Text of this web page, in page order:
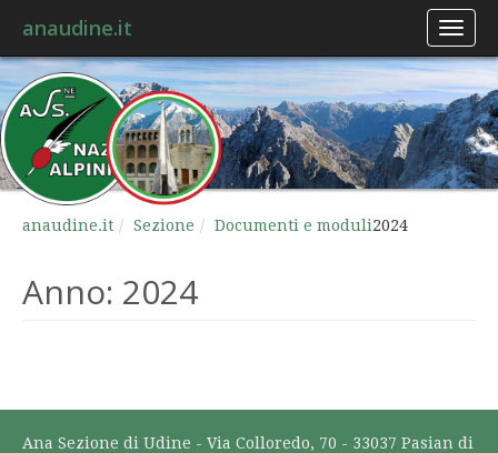
anaudine.it
anaudine.it Sezione Documenti e moduli2024
Anno: 2024
Ana Sezione di Udine - Via Colloredo, 70 - 33037 Pasian di